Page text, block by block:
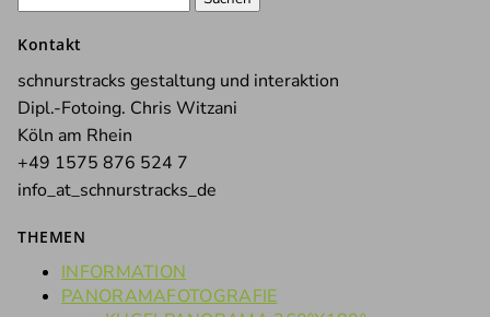
Kontakt
schnurstracks gestaltung und interaktion
Dipl.-Fotoing. Chris Witzani
Köln am Rhein
+49 1575 876 524 7
info_at_schnurstracks_de
THEMEN
INFORMATION
PANORAMAFOTOGRAFIE